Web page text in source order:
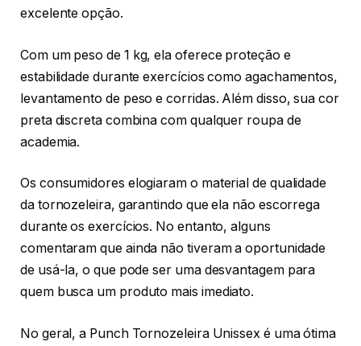
excelente opção.
Com um peso de 1 kg, ela oferece proteção e
estabilidade durante exercícios como agachamentos,
levantamento de peso e corridas. Além disso, sua cor
preta discreta combina com qualquer roupa de
academia.
Os consumidores elogiaram o material de qualidade
da tornozeleira, garantindo que ela não escorrega
durante os exercícios. No entanto, alguns
comentaram que ainda não tiveram a oportunidade
de usá-la, o que pode ser uma desvantagem para
quem busca um produto mais imediato.
No geral, a Punch Tornozeleira Unissex é uma ótima